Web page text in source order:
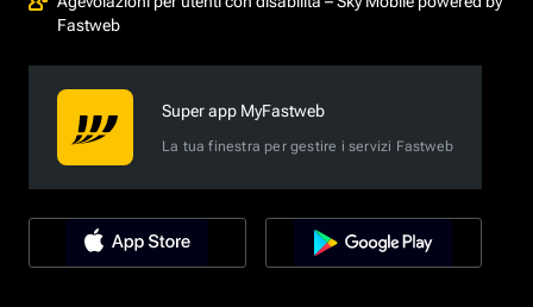
Fastweb
Super app MyFastweb
La tua finestra per gestire i servizi Fastweb